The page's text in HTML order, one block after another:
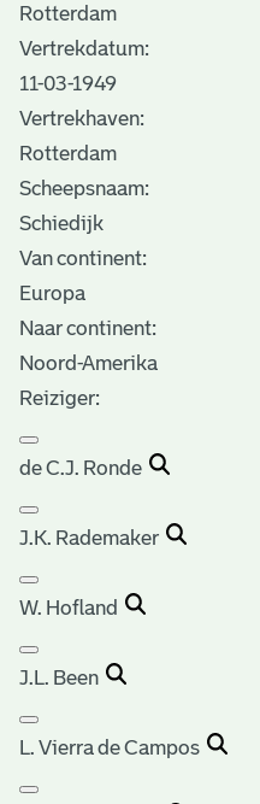
Rotterdam
Vertrekdatum:
11-03-1949
Vertrekhaven:
Rotterdam
Scheepsnaam:
Schiedijk
Van continent:
Europa
Naar continent:
Noord-Amerika
Reiziger:
de C.J. Ronde
J.K. Rademaker
W. Hofland
J.L. Been
L. Vierra de Campos